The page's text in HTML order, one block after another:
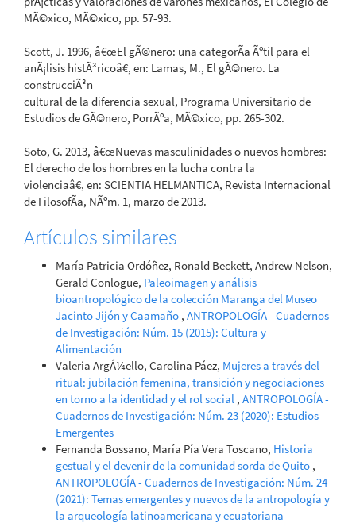
MÃ©xico, MÃ©xico, pp. 57-93.
Scott, J. 1996, â€œEl gÃ©nero: una categorÃ­a Ãºtil para el
anÃ¡lisis histÃ³ricoâ€, en: Lamas, M., El gÃ©nero. La
construcciÃ³n
cultural de la diferencia sexual, Programa Universitario de
Estudios de GÃ©nero, PorrÃºa, MÃ©xico, pp. 265-302.
Soto, G. 2013, â€œNuevas masculinidades o nuevos hombres:
El derecho de los hombres en la lucha contra la
violenciaâ€, en: SCIENTIA HELMANTICA, Revista Internacional
de FilosofÃ­a, NÃºm. 1, marzo de 2013.
Artículos similares
María Patricia Ordóñez, Ronald Beckett, Andrew Nelson,
Gerald Conlogue, Paleoimagen y análisis
bioantropológico de la colección Maranga del Museo
Jacinto Jijón y Caamaño , ANTROPOLOGÍA - Cuadernos
de Investigación: Núm. 15 (2015): Cultura y
Alimentación
Valeria ArgÁ¼ello, Carolina Páez, Mujeres a través del
ritual: jubilación femenina, transición y negociaciones
en torno a la identidad y el rol social , ANTROPOLOGÍA -
Cuadernos de Investigación: Núm. 23 (2020): Estudios
Emergentes
Fernanda Bossano, María Pía Vera Toscano, Historia
gestual y el devenir de la comunidad sorda de Quito ,
ANTROPOLOGÍA - Cuadernos de Investigación: Núm. 24
(2021): Temas emergentes y nuevos de la antropología y
la arqueología latinoamericana y ecuatoriana